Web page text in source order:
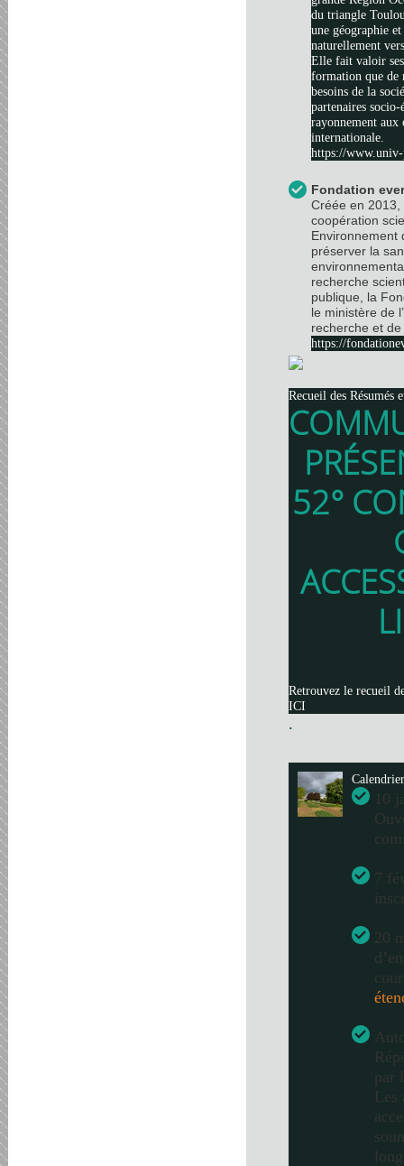
du triangle
une géographie
naturellement
Elle fait valoir
formation que de
besoins de la
partenaires
rayonnement aux
internationale.
https://
Fondation
Créée en
coopération
Environnement
préserver la
recherche
publique, la
le ministère de
recherche et
https://
Recueil des Résumés
52°
Retrouvez le recueil
ICI
.
Calendrier
10
7
20
par
Les